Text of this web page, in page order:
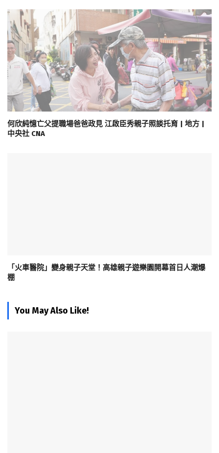
何欣純憶亡父提職場爸爸政見 江啟臣秀親子照談托育 | 地方 |
中央社 CNA
「火車醫院」變身親子天堂！高雄親子遊樂園開幕首日人潮爆
棚
You May Also Like!